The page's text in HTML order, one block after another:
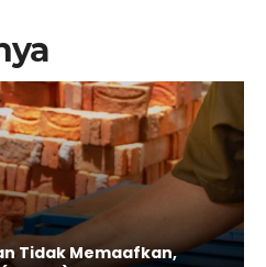
Tidak Memaafkan,